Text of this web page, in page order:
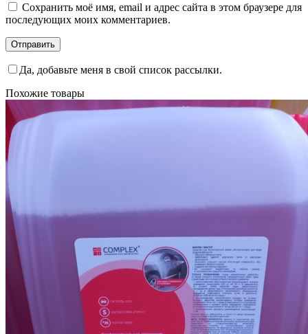
Сохранить моё имя, email и адрес сайта в этом браузере для
последующих моих комментариев.
Да, добавьте меня в свой список рассылки.
Похожие товары